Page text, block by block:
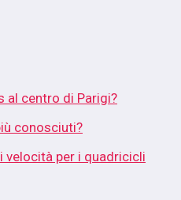
al centro di Parigi?
conosciuti?
velocità per i quadricicli